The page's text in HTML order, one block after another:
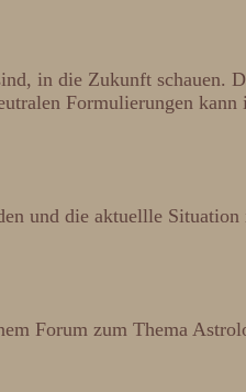
in die Zukunft schauen.
Formulierungen
und die aktuellle
Forum zum Thema